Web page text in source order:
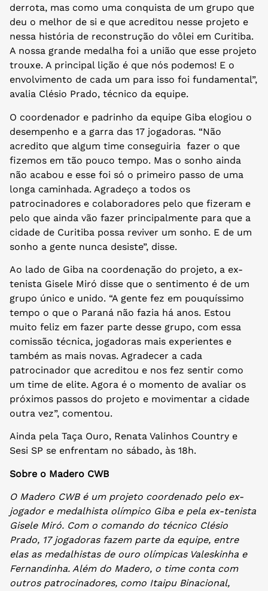
derrota, mas como uma conquista de um grupo que
deu o melhor de si e que acreditou nesse projeto e
nessa história de reconstrução do vôlei em Curitiba.
A nossa grande medalha foi a união que esse projeto
trouxe. A principal lição é que nós podemos! E o
envolvimento de cada um para isso foi fundamental”,
avalia Clésio Prado, técnico da equipe.
O coordenador e padrinho da equipe Giba elogiou o
desempenho e a garra das 17 jogadoras. “Não
acredito que algum time conseguiria fazer o que
fizemos em tão pouco tempo. Mas o sonho ainda
não acabou e esse foi só o primeiro passo de uma
longa caminhada. Agradeço a todos os
patrocinadores e colaboradores pelo que fizeram e
pelo que ainda vão fazer principalmente para que a
cidade de Curitiba possa reviver um sonho. E de um
sonho a gente nunca desiste”, disse.
Ao lado de Giba na coordenação do projeto, a ex-
tenista Gisele Miró disse que o sentimento é de um
grupo único e unido. “A gente fez em pouquíssimo
tempo o que o Paraná não fazia há anos. Estou
muito feliz em fazer parte desse grupo, com essa
comissão técnica, jogadoras mais experientes e
também as mais novas. Agradecer a cada
patrocinador que acreditou e nos fez sentir como
um time de elite. Agora é o momento de avaliar os
próximos passos do projeto e movimentar a cidade
outra vez”, comentou.
Ainda pela Taça Ouro, Renata Valinhos Country e
Sesi SP se enfrentam no sábado, às 18h.
Sobre o Madero CWB
O Madero CWB é um projeto coordenado pelo ex-
jogador e medalhista olímpico Giba e pela ex-tenista
Gisele Miró. Com o comando do técnico Clésio
Prado, 17 jogadoras fazem parte da equipe, entre
elas as medalhistas de ouro olímpicas Valeskinha e
Fernandinha. Além do Madero, o time conta com
outros patrocinadores, como Itaipu Binacional,